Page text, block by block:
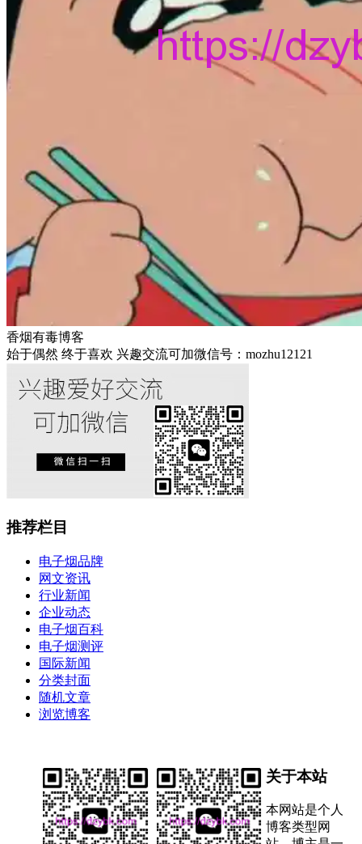
香烟有毒博客
始于偶然 终于喜欢 兴趣交流可加微信号：mozhu12121
推荐栏目
电子烟品牌
网文资讯
行业新闻
企业动态
电子烟百科
电子烟测评
国际新闻
分类封面
随机文章
浏览博客
关于本站
本网站是个人
博客类型网